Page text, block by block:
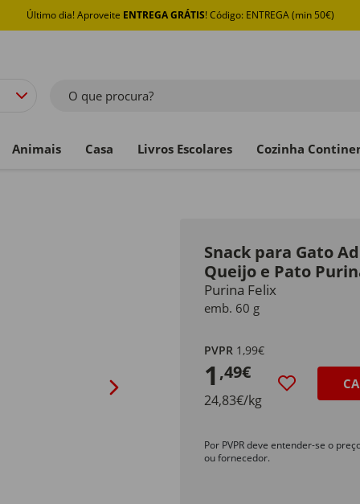
Último dia! Aproveite ENTREGA GRÁTIS! Código: ENTREGA (min 50€)
O que procura?
Animais Casa Livros Escolares Cozinha
Snack para Gato
Queijo e Pato
Purina Felix
emb. 60 g
PVPR 1,99€
1 ,49€
24,83€/kg
Por PVPR deve entender-se o
ou fornecedor.